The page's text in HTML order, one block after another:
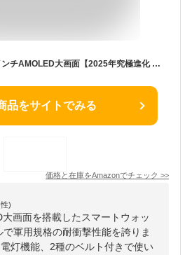
スマートウォッチ 1.43インチAMOLED大画面【2025年究極進化 懐中電灯 2種ベルト付き 軍用規格 常時表示】スポーツウォッチ 時間設定 耐衝撃 Bluetooth5.3通話 iPhone アンドロイド対応 腕時計 HDパンダガラス 振動と着信音設定 IP68防水 470+文字盤設定 100+運動モード 長持ちバッテリー Lineなどの通知 GPS運動記録 天気予報 歩数計 日本語説明書
品をサイトでみる
価格と在庫をAmazonでチェック >>
)
画面を搭載したスマートウォッ
軍用規格の耐衝撃性能を誇りま
灯機能、2種のベルト付きで使い